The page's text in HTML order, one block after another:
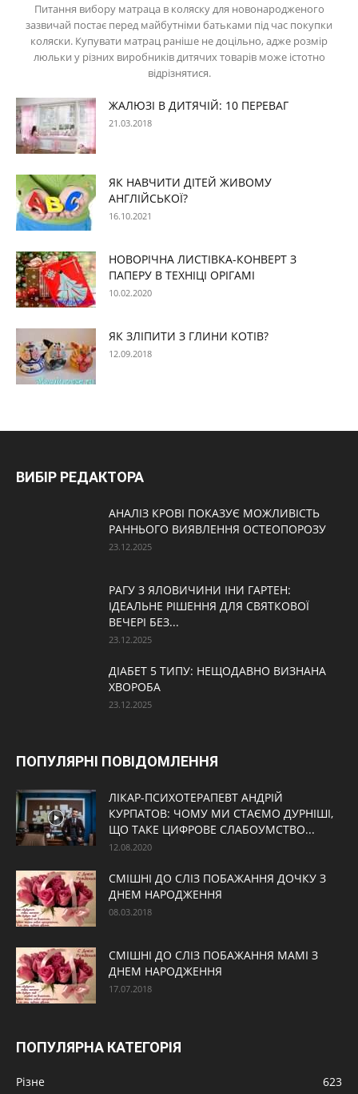
Питання вибору матраца в коляску для новонародженого
зазвичай постає перед майбутніми батьками під час покупки
коляски. Купувати матрац раніше не доцільно, адже розмір
люльки у різних виробників дитячих товарів може істотно
відрізнятися.
ЖАЛЮЗІ В ДИТЯЧІЙ: 10 ПЕРЕВАГ
21.03.2018
ЯК НАВЧИТИ ДІТЕЙ ЖИВОМУ
АНГЛІЙСЬКОЇ?
16.10.2021
НОВОРІЧНА ЛИСТІВКА-КОНВЕРТ З
ПАПЕРУ В ТЕХНІЦІ ОРІГАМІ
10.02.2020
ЯК ЗЛІПИТИ З ГЛИНИ КОТІВ?
12.09.2018
ВИБІР РЕДАКТОРА
АНАЛІЗ КРОВІ ПОКАЗУЄ МОЖЛИВІСТЬ
РАННЬОГО ВИЯВЛЕННЯ ОСТЕОПОРОЗУ
23.12.2025
РАГУ З ЯЛОВИЧИНИ ІНИ ГАРТЕН:
ІДЕАЛЬНЕ РІШЕННЯ ДЛЯ СВЯТКОВОЇ
ВЕЧЕРІ БЕЗ...
23.12.2025
ДІАБЕТ 5 ТИПУ: НЕЩОДАВНО ВИЗНАНА
ХВОРОБА
23.12.2025
ПОПУЛЯРНІ ПОВІДОМЛЕННЯ
ЛІКАР-ПСИХОТЕРАПЕВТ АНДРІЙ
КУРПАТОВ: ЧОМУ МИ СТАЄМО ДУРНІШІ,
ЩО ТАКЕ ЦИФРОВЕ СЛАБОУМСТВО...
12.08.2020
СМІШНІ ДО СЛІЗ ПОБАЖАННЯ ДОЧКУ З
ДНЕМ НАРОДЖЕННЯ
08.03.2018
СМІШНІ ДО СЛІЗ ПОБАЖАННЯ МАМІ З
ДНЕМ НАРОДЖЕННЯ
17.07.2018
ПОПУЛЯРНА КАТЕГОРІЯ
Різне
623